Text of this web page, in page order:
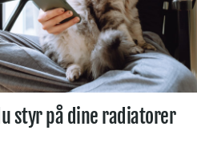
styr på dine radiatorer